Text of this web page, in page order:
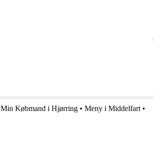
Min Købmand i Hjørring • Meny i Middelfart •